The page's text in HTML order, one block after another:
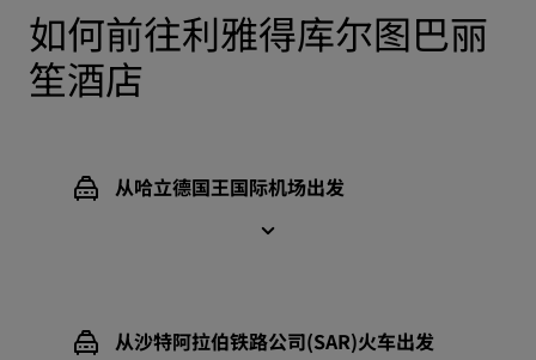
如何前往利雅得库尔图巴丽
笙酒店
从哈立德国王国际机场出发
从沙特阿拉伯铁路公司(SAR)火车出发